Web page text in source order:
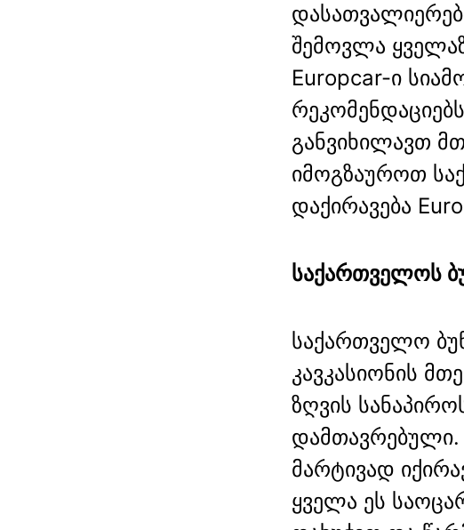
შემოვლა
Europcar-ი
განვიხილავთ
იმოგზაუროთ
დაქირავება
საქართველოს
საქართველო
კავკასიონის
ზღვის
დამთავრებული.
მარტივად
ყველა ეს